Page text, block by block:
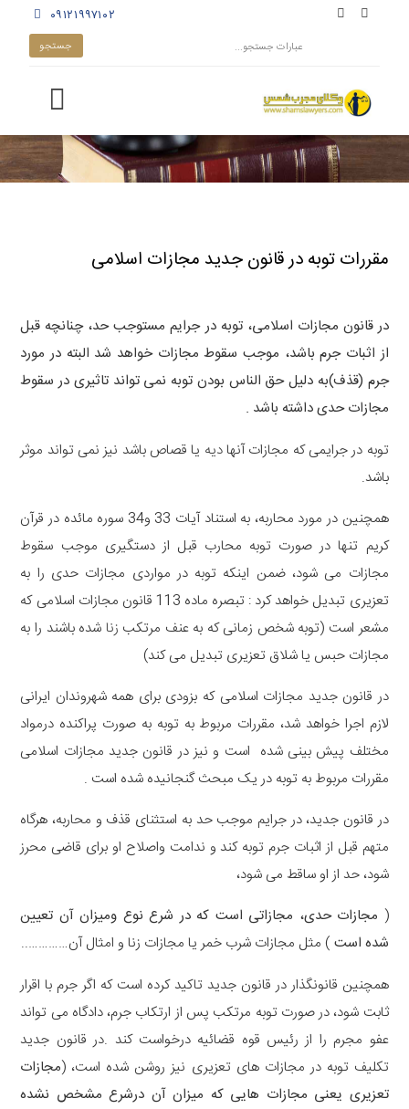
۰۹۱۲۱۹۹۷۱۰۲
مقررات توبه در قانون جدید مجازات اسلامی
در قانون مجازات اسلامی، توبه در جرایم مستوجب حد، چنانچه قبل
از اثبات جرم باشد، موجب سقوط مجازات خواهد شد البته در مورد
جرم (قذف)به دلیل حق الناس بودن توبه نمی تواند تاثیری در سقوط
مجازات حدی داشته باشد .
توبه در جرایمی که مجازات آنهادیه یا قصاص باشد نیز نمی تواند موثر
باشد.
همچنین در مورد محاربه، به استناد آیات 33 و34 سوره مائده در قرآن
کریم تنها در صورت توبه محارب قبل از دستگیری موجب سقوط
مجازات می شود، ضمن اینکه توبه در مواردی مجازات حدی را به
تعزیری تبدیل خواهد کرد : تبصره ماده 113 قانون مجازات اسلامی که
مشعر است (توبه شخص زمانی که به عنف مرتکب زنا شده باشند را به
مجازات حبس یا شلاق تعزیری تبدیل می کند)
در قانون جدید مجازات اسلامی که بزودی برای همه شهروندان ایرانی
لازم اجرا خواهد شد، مقررات مربوط به توبه به صورت پراکنده درمواد
مختلف پیش بینی شده است و نیز در قانون جدید مجازات اسلامی
مقررات مربوط به توبه در یک مبحث گنجانیده شده است .
در قانون جدید، در جرایم موجب حد به استثنای قذف و محاربه، هرگاه
متهم قبل از اثبات جرم توبه کند و ندامت واصلاح او برای قاضی محرز
شود، حد از او ساقط می شود،
( مجازات حدی، مجازاتی است که در شرع نوع ومیزان آن تعیین
شده است ) مثل مجازات شرب خمر یا مجازات زنا و امثال آن…………..
همچنین قانونگذار در قانون جدید تاکید کرده است که اگر جرم با اقرار
ثابت شود، در صورت توبه مرتکب پس از ارتکاب جرم، دادگاه می تواند
عفو مجرم را از رئیس قوه قضائیه درخواست کند .در قانون جدید
تکلیف توبه در مجازات های تعزیری نیز روشن شده است، (مجازات
تعزیری یعنی مجازات هایی که میزان آن درشرع مشخص نشده